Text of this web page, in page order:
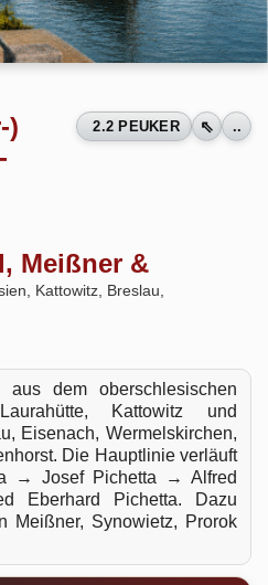
)
2.2 PEUKER ⇖ ..
Meißner &
Kattowitz, Breslau,
dem oberschlesischen
Kattowitz und
Eisenach, Wermelskirchen,
Die Hauptlinie verläuft
→ Josef Pichetta → Alfred
Eberhard Pichetta. Dazu
Meißner, Synowietz, Prorok